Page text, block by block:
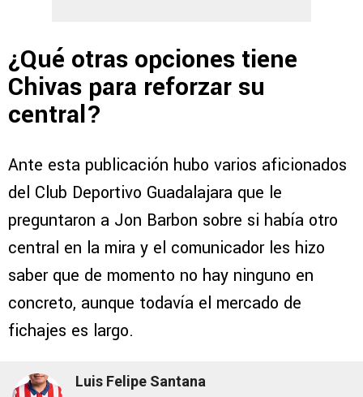
¿Qué otras opciones tiene
Chivas para reforzar su
central?
Ante esta publicación hubo varios aficionados
del Club Deportivo Guadalajara que le
preguntaron a Jon Barbon sobre si había otro
central en la mira y el comunicador les hizo
saber que de momento no hay ninguno en
concreto, aunque todavía el mercado de
fichajes es largo.
Luis Felipe Santana